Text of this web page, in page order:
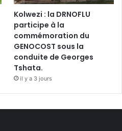
Kolwezi : la DRNOFLU
participe à la
commémoration du
GENOCOST sous la
conduite de Georges
Tshata.
il y a 3 jours